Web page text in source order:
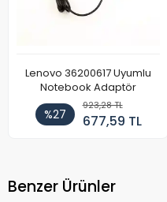
Lenovo 36200617 Uyumlu
Notebook Adaptör
%27
923,28 TL
677,59 TL
Benzer Ürünler